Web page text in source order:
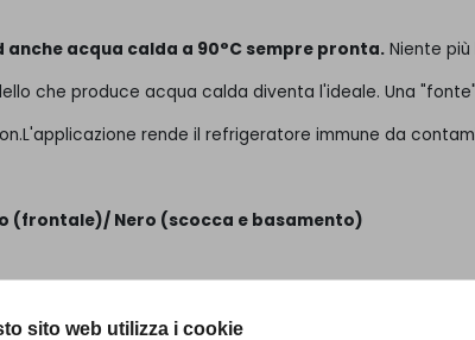
sito web utilizza i cookie
acqua calda a 90°C sempre pronta. Niente
che produce acqua calda diventa l'ideale. Una
rende il refrigeratore immune da
(frontale)/ Nero (scocca e basamento)
liscia e a temperatura ambiente e 8 lt/ora di acqua